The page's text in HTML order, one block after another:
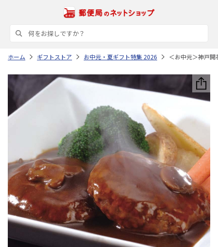
ホーム ギフトストア お中元・夏ギフト特集 2026 ＜お中元＞神戸